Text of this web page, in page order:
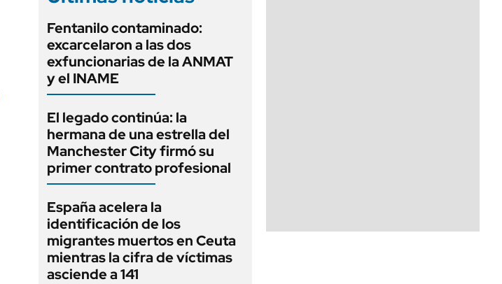
Fentanilo contaminado:
excarcelaron a las dos
exfuncionarias de la ANMAT
y el INAME
El legado continúa: la
hermana de una estrella del
Manchester City firmó su
primer contrato profesional
España acelera la
identificación de los
migrantes muertos en Ceuta
mientras la cifra de víctimas
asciende a 141